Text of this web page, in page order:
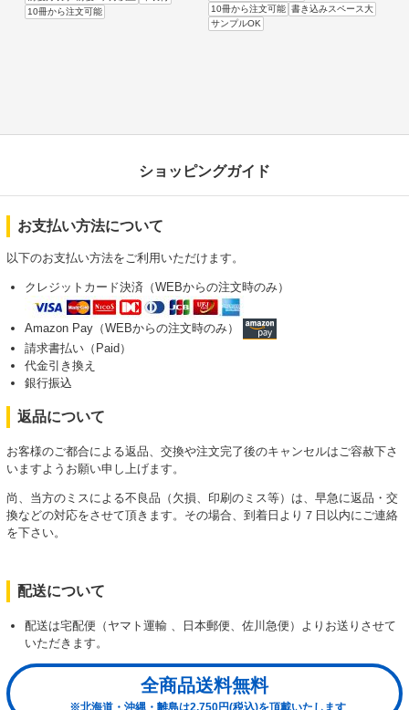
10冊から注文可能
10冊から注文可能 書き込みスペース大
サンプルOK
ショッピングガイド
お支払い方法について
以下のお支払い方法をご利用いただけます。
クレジットカード決済（WEBからの注文時のみ）
Amazon Pay（WEBからの注文時のみ）
請求書払い（Paid）
代金引き換え
銀行振込
返品について
お客様のご都合による返品、交換や注文完了後のキャンセルはご容赦下さ
いますようお願い申し上げます。
尚、当方のミスによる不良品（欠損、印刷のミス等）は、早急に返品・交
換などの対応をさせて頂きます。その場合、到着日より７日以内にご連絡
を下さい。
配送について
配送は宅配便（ヤマト運輸 、日本郵便、佐川急便）よりお送りさせて
いただきます。
全商品送料無料
※北海道・沖縄・離島は2,750円(税込)を頂戴いたします